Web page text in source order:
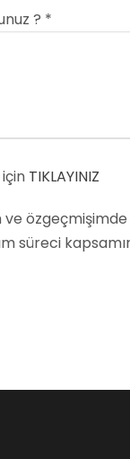
? *
TIKLAYINIZ
ve
süreci